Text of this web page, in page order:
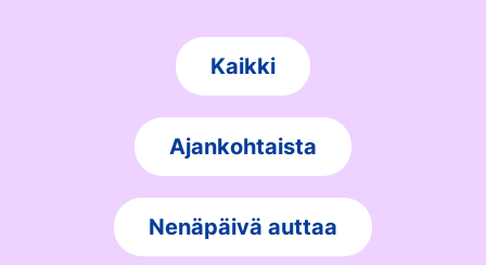
Kaikki
Ajankohtaista
Nenäpäivä auttaa